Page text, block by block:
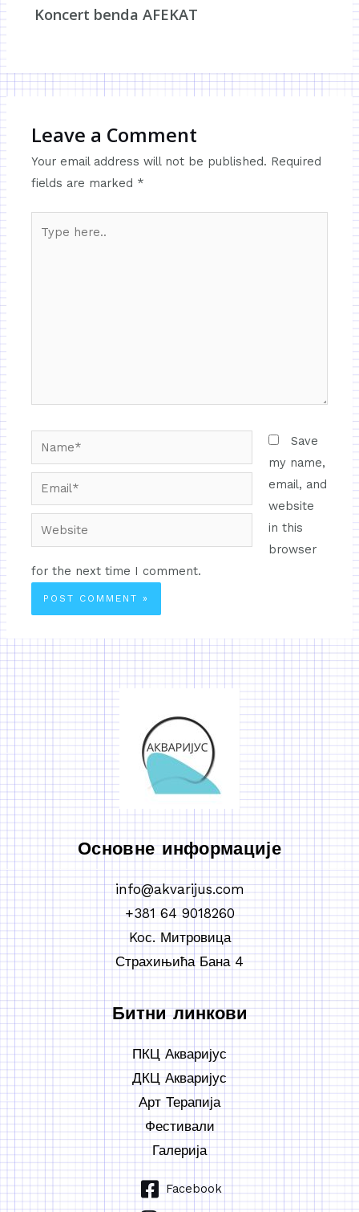
Koncert benda AFEKAT
Leave a Comment
Your email address will not be published. Required
fields are marked *
Save
my name,
email, and
website
in this
browser
for the next time I comment.
Основне информације
info@akvarijus.com
+381 64 9018260
Koс. Митровица
Страхињића Бана 4
Битни линкови
ПКЦ Акваријус
ДКЦ Акваријус
Арт Терапија
Фестивали
Галерија
Facebook